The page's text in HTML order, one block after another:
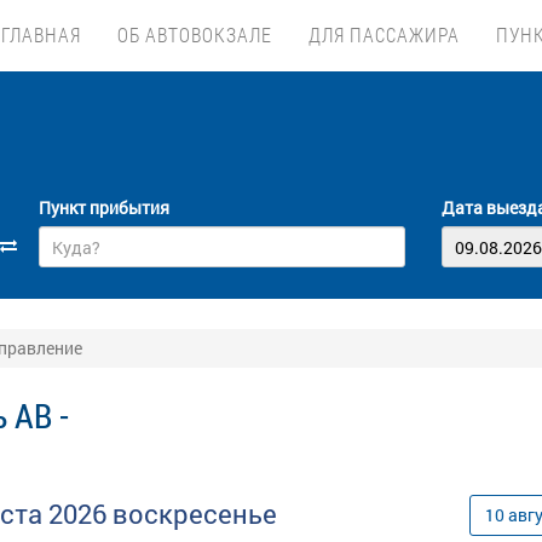
ГЛАВНАЯ ОБ АВТОВОКЗАЛЕ ДЛЯ ПАССАЖИРА
Пункт прибытия Дата
АВ -
2026 воскресенье 10